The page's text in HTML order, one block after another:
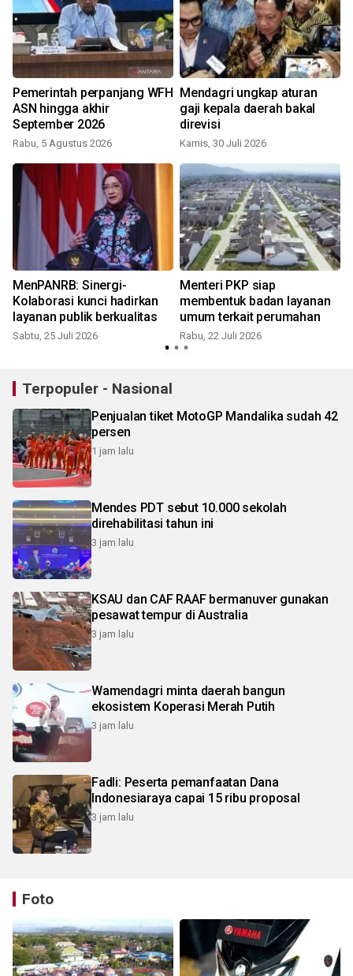
Pemerintah perpanjang WFH
ASN hingga akhir
September 2026
Rabu, 5 Agustus 2026
Mendagri ungkap aturan
gaji kepala daerah bakal
direvisi
Kamis, 30 Juli 2026
MenPANRB: Sinergi-
Kolaborasi kunci hadirkan
layanan publik berkualitas
Sabtu, 25 Juli 2026
Menteri PKP siap
membentuk badan layanan
umum terkait perumahan
Rabu, 22 Juli 2026
Terpopuler - Nasional
Penjualan tiket MotoGP Mandalika sudah 42
persen
1 jam lalu
Mendes PDT sebut 10.000 sekolah
direhabilitasi tahun ini
3 jam lalu
KSAU dan CAF RAAF bermanuver gunakan
pesawat tempur di Australia
3 jam lalu
Wamendagri minta daerah bangun
ekosistem Koperasi Merah Putih
3 jam lalu
Fadli: Peserta pemanfaatan Dana
Indonesiaraya capai 15 ribu proposal
3 jam lalu
Foto